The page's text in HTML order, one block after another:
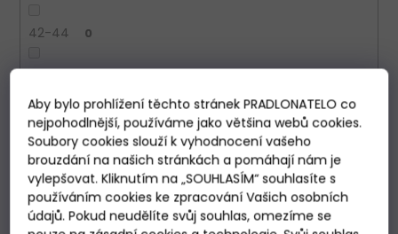
Aby bylo prohlížení těchto stránek PRADLONATELO co
nejpohodlnější, používáme jako většina webů cookies.
Soubory cookies slouží k vyhodnocení vašeho
brouzdání na našich stránkách a pomáhají nám je
vylepšovat. Kliknutím na „SOUHLASÍM“ souhlasíte s
používáním cookies ke zpracování Vašich osobních
údajů. Pokud neudělíte svůj souhlas, omezíme se
42-44 0
42-46
43-46 0
44-46 0
45-47 0